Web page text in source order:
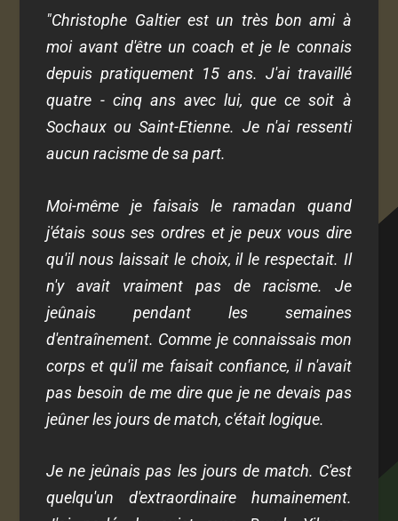
"Christophe Galtier est un très bon ami à
moi avant d'être un coach et je le connais
depuis pratiquement 15 ans. J'ai travaillé
quatre - cinq ans avec lui, que ce soit à
Sochaux ou Saint-Etienne. Je n'ai ressenti
aucun racisme de sa part.
Moi-même je faisais le ramadan quand
j'étais sous ses ordres et je peux vous dire
qu'il nous laissait le choix, il le respectait. Il
n'y avait vraiment pas de racisme. Je
jeûnais pendant les semaines
d'entraînement. Comme je connaissais mon
corps et qu'il me faisait confiance, il n'avait
pas besoin de me dire que je ne devais pas
jeûner les jours de match, c'était logique.
Je ne jeûnais pas les jours de match. C'est
quelqu'un d'extraordinaire humainement.